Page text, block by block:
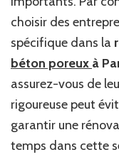
choisir des
spécifique dans la
béton poreux à
assurez-vous de
rigoureuse peut
garantir une
temps dans cette